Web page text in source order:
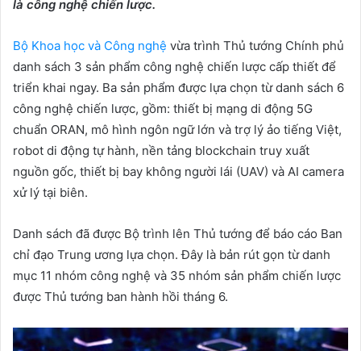
là công nghệ chiến lược.
Bộ Khoa học và Công nghệ vừa trình Thủ tướng Chính phủ
danh sách 3 sản phẩm công nghệ chiến lược cấp thiết để
triển khai ngay. Ba sản phẩm được lựa chọn từ danh sách 6
công nghệ chiến lược, gồm: thiết bị mạng di động 5G
chuẩn ORAN, mô hình ngôn ngữ lớn và trợ lý ảo tiếng Việt,
robot di động tự hành, nền tảng blockchain truy xuất
nguồn gốc, thiết bị bay không người lái (UAV) và AI camera
xử lý tại biên.
Danh sách đã được Bộ trình lên Thủ tướng để báo cáo Ban
chỉ đạo Trung ương lựa chọn. Đây là bản rút gọn từ danh
mục 11 nhóm công nghệ và 35 nhóm sản phẩm chiến lược
được Thủ tướng ban hành hồi tháng 6.